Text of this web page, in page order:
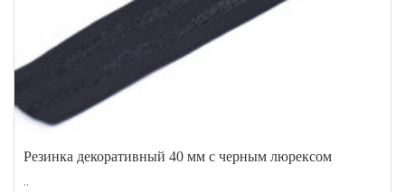
Резинка декоративный 40 мм с черным люрексом
..